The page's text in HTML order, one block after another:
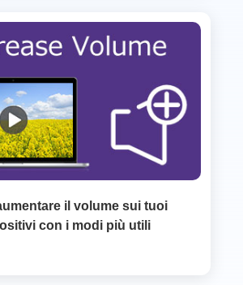
il volume sui tuoi
con i modi più utili